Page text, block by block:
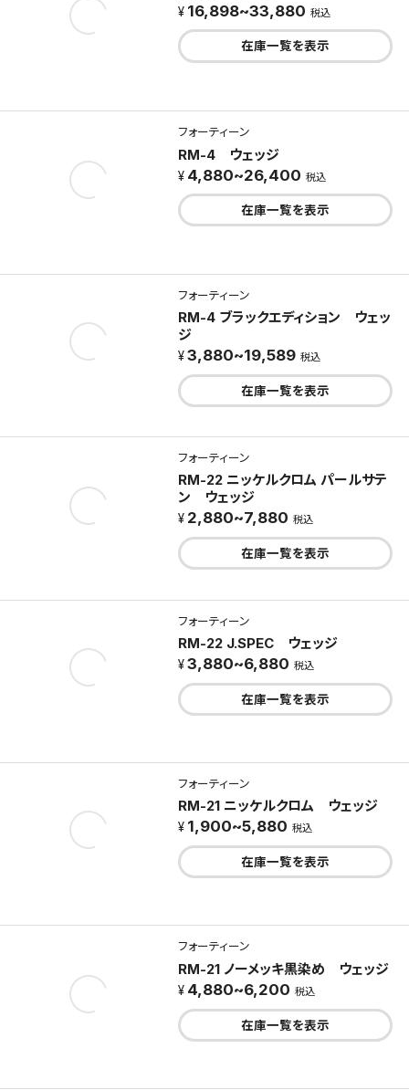
16,898~33,880 税込
在庫一覧を表示
フォーティーン
RM-4 ウェッジ
4,880~26,400 税込
在庫一覧を表示
フォーティーン
RM-4 ブラックエディション ウェッ
ジ
3,880~19,589 税込
在庫一覧を表示
フォーティーン
RM-22 ニッケルクロム パールサテ
ン ウェッジ
2,880~7,880 税込
在庫一覧を表示
フォーティーン
RM-22 J.SPEC ウェッジ
3,880~6,880 税込
在庫一覧を表示
フォーティーン
RM-21 ニッケルクロム ウェッジ
1,900~5,880 税込
在庫一覧を表示
フォーティーン
RM-21 ノーメッキ黒染め ウェッジ
4,880~6,200 税込
在庫一覧を表示